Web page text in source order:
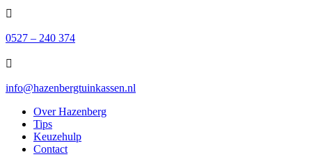

0527 – 240 374

info@hazenbergtuinkassen.nl
Over Hazenberg
Tips
Keuzehulp
Contact